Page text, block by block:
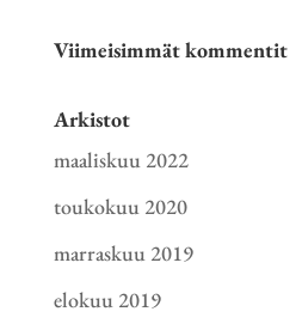
Viimeisimmät kommentit
Arkistot
maaliskuu 2022
toukokuu 2020
marraskuu 2019
elokuu 2019